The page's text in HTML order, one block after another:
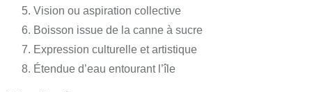
Vision ou aspiration collective
Boisson issue de la canne à sucre
Expression culturelle et artistique
Étendue d’eau entourant l’île